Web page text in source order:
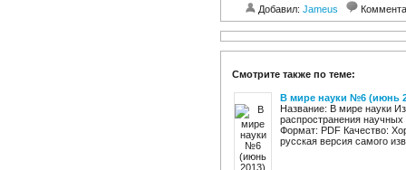
Добавил: Jameus
Смотрите также по теме:
В мире науки №6 (июнь
Название: В мире науки
распространения
Формат: PDF Качество:
русская версия самого